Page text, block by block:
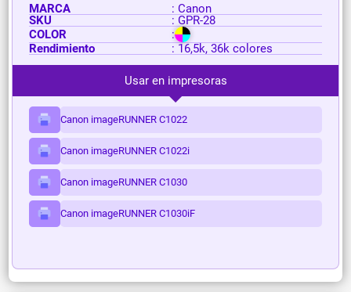
MARCA
: Canon
SKU
: GPR-28
COLOR
:
Rendimiento
: 16,5k, 36k colores
Usar en impresoras
Canon imageRUNNER C1022
Canon imageRUNNER C1022i
Canon imageRUNNER C1030
Canon imageRUNNER C1030iF